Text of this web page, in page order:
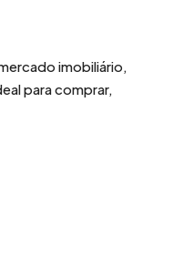
imobiliário,
para comprar,